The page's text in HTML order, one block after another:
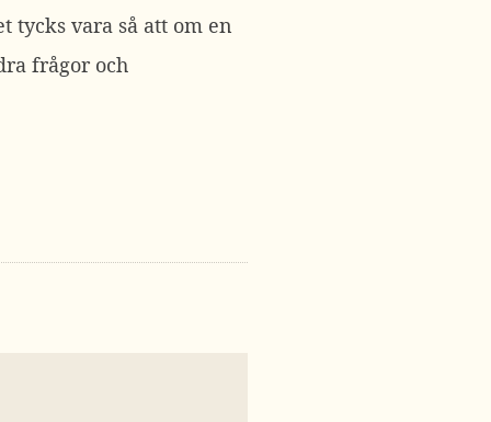
vara så att om en
frågor och